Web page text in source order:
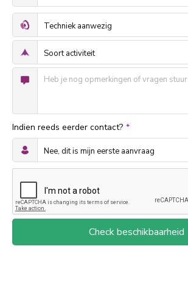
Indien reeds eerder contact? *
Check beschikbaarheid